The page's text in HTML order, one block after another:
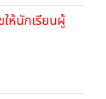
ห้นักเรียนผู้